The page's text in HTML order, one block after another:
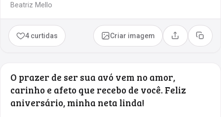
Beatriz Mello
4 curtidas Criar imagem Compartilhar
Copiar
O prazer de ser sua avó vem no amor,
carinho e afeto que recebo de você. Feliz
aniversário, minha neta linda!